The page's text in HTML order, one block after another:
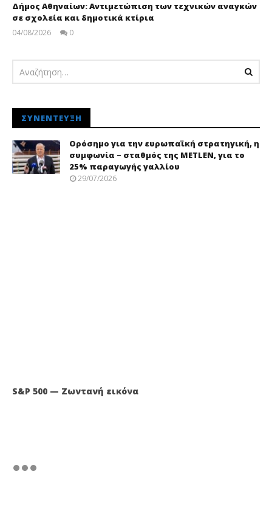
Δήμος Αθηναίων: Αντιμετώπιση των τεχνικών αναγκών
σε σχολεία και δημοτικά κτίρια
04/08/2026
0
ΣΥΝΈΝΤΕΥΞΗ
Ορόσημο για την ευρωπαϊκή στρατηγική, η
συμφωνία – σταθμός της METLEN, για το
25% παραγωγής γαλλίου
29/07/2026
S&P 500 — Ζωντανή εικόνα